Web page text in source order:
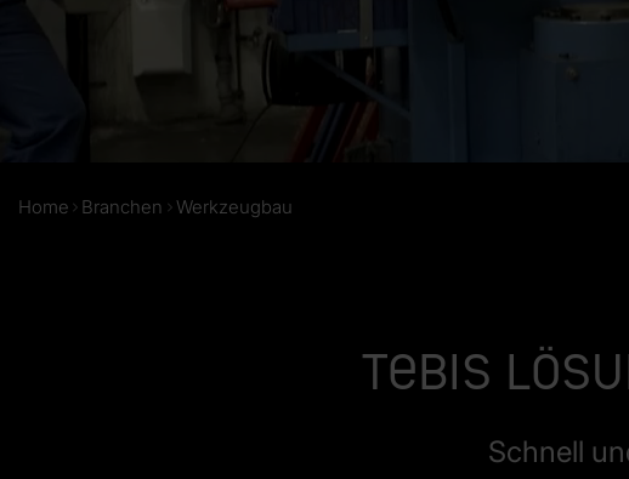
Home Branchen Werkzeugbau
Tebis
Schnell